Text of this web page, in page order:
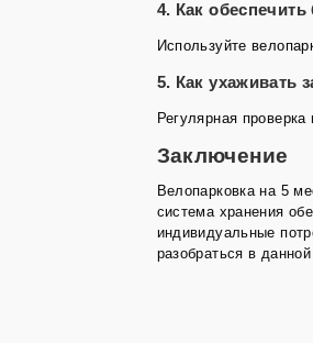
4. Как
Используйте
5. Как ухаживать
Регулярная
Заключение
Велопарковка на 5
система хранения
индивидуальные
разобраться в